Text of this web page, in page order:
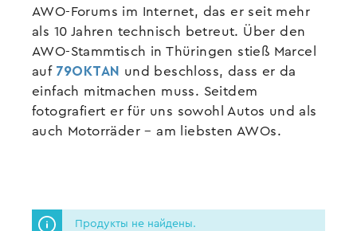
AWO-Forums im Internet, das er seit mehr
als 10 Jahren technisch betreut. Über den
AWO-Stammtisch in Thüringen stieß Marcel
auf 79OKTAN und beschloss, dass er da
einfach mitmachen muss. Seitdem
fotografiert er für uns sowohl Autos und als
auch Motorräder – am liebsten AWOs.
Продукты не найдены.